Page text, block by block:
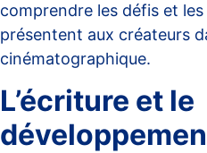
comprendre les défis et
présentent aux créateurs
cinématographique.
L’écriture et le